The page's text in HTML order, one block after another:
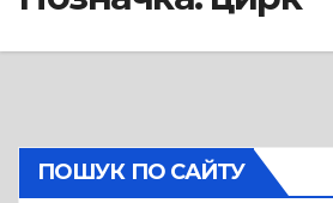
ПОШУК ПО САЙТУ